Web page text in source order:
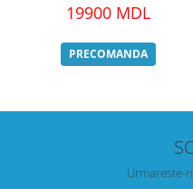
19900 MDL
PRECOMANDA
Urmareste-